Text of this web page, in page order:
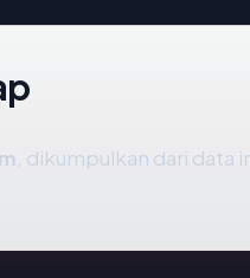
, dikumpulkan dari